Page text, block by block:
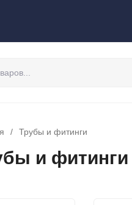
/ Трубы и фитинги
и фитинги